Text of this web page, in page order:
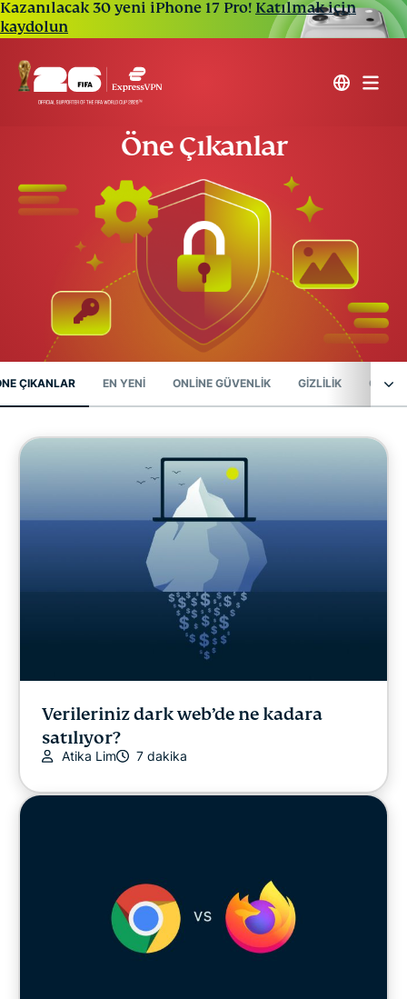
Kazanılacak 30 yeni iPhone 17 Pro! Katılmak için
kaydolun
Öne Çıkanlar
ÇIKANLAR EN YENİ ONLINE GÜVENLIK GIZLILIK
Siber güvenlik
ExpressVPN for Teams
ExpressVPN Haberleri
EN YENİ
Online güvenlik
Çevrim İçi Yayın
Verileriniz dark web’de ne kadara
satılıyor?
Atika Lim 7 dakika